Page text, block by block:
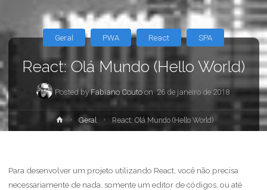
React: Olá Mundo (Hello World)
Posted byFabiano Coutoon 26 de janeiro de 2018
Geral PWA React SPA
Geral React: Olá Mundo (Hello World)
Para desenvolver um projeto utilizando React, você não precisa
necessariamente de nada, somente um editor de códigos, ou até